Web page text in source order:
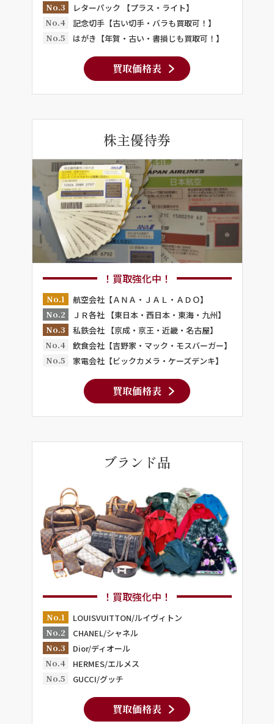
No.3
レターパック 【プラス・ライト】
No.4
記念切手【古い切手・バラも買取可！】
No.5
はがき【年賀・古い・書損じも買取可！】
買取価格表
株主優待券
！買取強化中！
No.1
航空会社【ＡＮＡ・ＪＡＬ・ＡＤＯ】
No.2
ＪＲ各社 【東日本・西日本・東海・九州】
No.3
私鉄会社 【京成・京王・近畿・名古屋】
No.4
飲食会社【吉野家・マック・モスバーガー】
No.5
家電会社【ビックカメラ・ケーズデンキ】
買取価格表
ブランド品
！買取強化中！
No.1
LOUISVUITTON/ルイヴィトン
No.2
CHANEL/シャネル
No.3
Dior/ディオール
No.4
HERMES/エルメス
No.5
GUCCI/グッチ
買取価格表